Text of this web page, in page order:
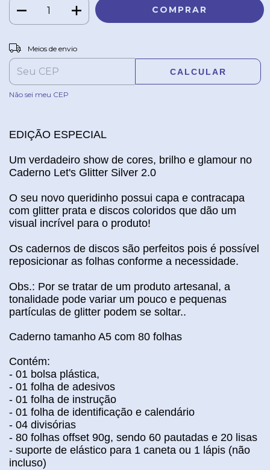
Entregas para o CEP:
Meios de envio
CALCULAR
Não sei meu CEP
EDIÇÃO ESPECIAL
Um verdadeiro show de cores, brilho e glamour no
Caderno Let's Glitter Silver 2.0
O seu novo queridinho possui capa e contracapa
com glitter prata e discos coloridos que dão um
visual incrível para o produto!
Os cadernos de discos são perfeitos pois é possível
reposicionar as folhas conforme a necessidade.
Obs.: Por se tratar de um produto artesanal, a
tonalidade pode variar um pouco e pequenas
partículas de glitter podem se soltar..
Caderno tamanho A5 com 80 folhas
Contém:
- 01 bolsa plástica,
- 01 folha de adesivos
- 01 folha de instrução
- 01 folha de identificação e calendário
- 04 divisórias
- 80 folhas offset 90g, sendo 60 pautadas e 20 lisas
- suporte de elástico para 1 caneta ou 1 lápis (não
incluso)